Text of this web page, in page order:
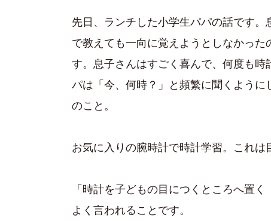
先日、ランチした小学生パパの話です
で教えても一向に覚えようとしなかっ
す。息子さんはすごく喜んで、何度も
パは「今、何時？」と頻繁に聞くように
のこと。
お気に入りの腕時計で時計学習。これは
「時計を子どもの目につくところへ置
よく言われることです。